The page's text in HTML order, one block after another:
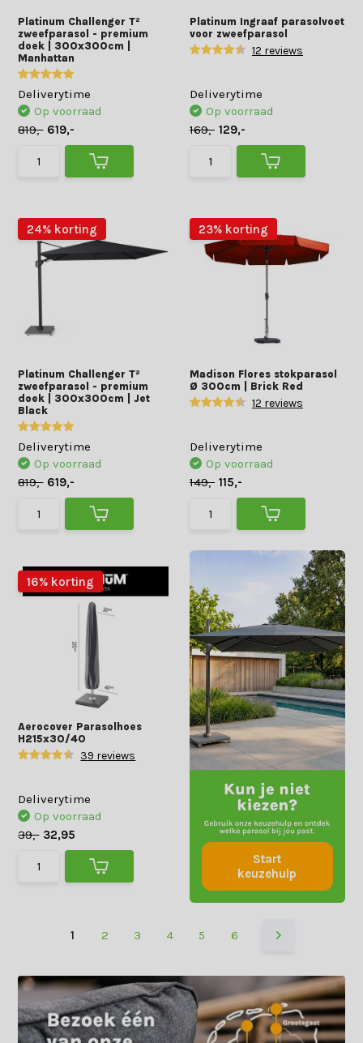
Platinum Challenger T²
zweefparasol - premium
doek | 300x300cm |
Manhattan
Deliverytime
Op voorraad
819,- 619,-
Platinum Ingraaf parasolvoet
voor zweefparasol
12 reviews
Deliverytime
Op voorraad
169,- 129,-
24% korting
Platinum Challenger T²
zweefparasol - premium
doek | 300x300cm | Jet
Black
Deliverytime
Op voorraad
819,- 619,-
23% korting
Madison Flores stokparasol
Ø 300cm | Brick Red
12 reviews
Deliverytime
Op voorraad
149,- 115,-
16% korting
Aerocover Parasolhoes
H215x30/40
39 reviews
Deliverytime
Op voorraad
39,- 32,95
Start
keuzehulp
1 2 3 4 5 6